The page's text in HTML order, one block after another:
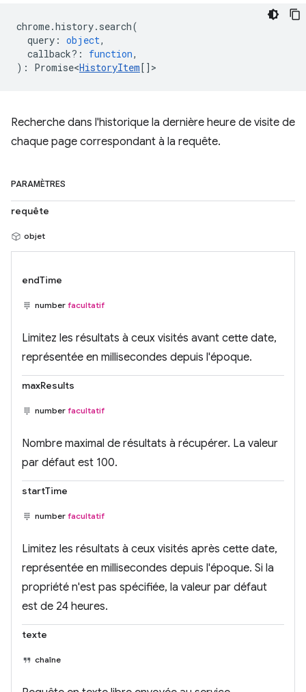
chrome.history. search(
query : object,
callback? : function,
) : Promise<HistoryItem[] >
Recherche dans l'historique la dernière heure de visite de
chaque page correspondant à la requête.
PARAMÈTRES
requête
objet
endTime
number facultatif
Limitez les résultats à ceux visités avant cette date,
représentée en millisecondes depuis l'époque.
maxResults
number facultatif
Nombre maximal de résultats à récupérer. La valeur
par défaut est 100.
startTime
number facultatif
Limitez les résultats à ceux visités après cette date,
représentée en millisecondes depuis l'époque. Si la
propriété n'est pas spécifiée, la valeur par défaut
est de 24 heures.
texte
chaîne